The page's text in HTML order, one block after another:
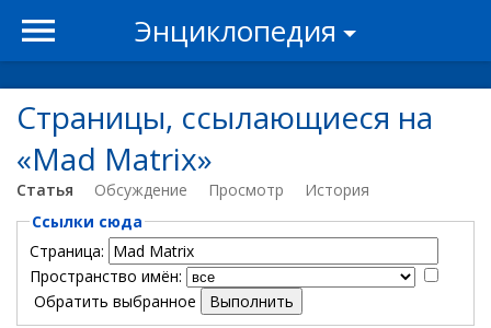
Энциклопедия
Страницы, ссылающиеся на
«Mad Matrix»
Статья Обсуждение Просмотр
История
Ссылки сюда
Страница:
Пространство имён:
Обратить выбранное